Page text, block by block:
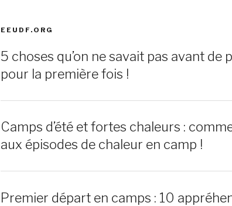
EEUDF.ORG
5 choses qu’on ne savait pas avant de
pour la première fois !
Camps d’été et fortes chaleurs :
aux épisodes de chaleur en camp !
Premier départ en camps : 10